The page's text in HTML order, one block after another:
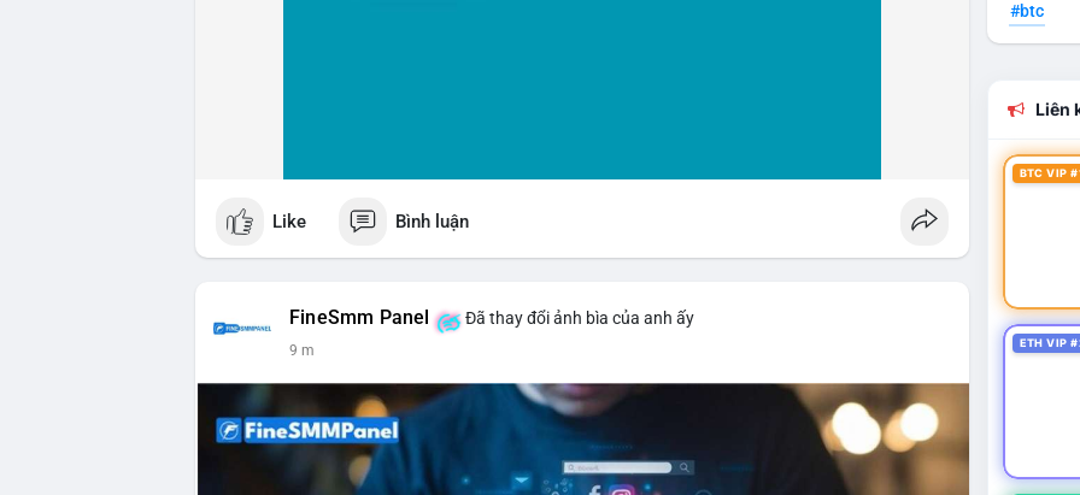
Like Bình luận
FineSmm Panel Đã thay đổi ảnh bìa của anh ấy
9 m
#btc
Liên
BTC VIP
ETH VIP